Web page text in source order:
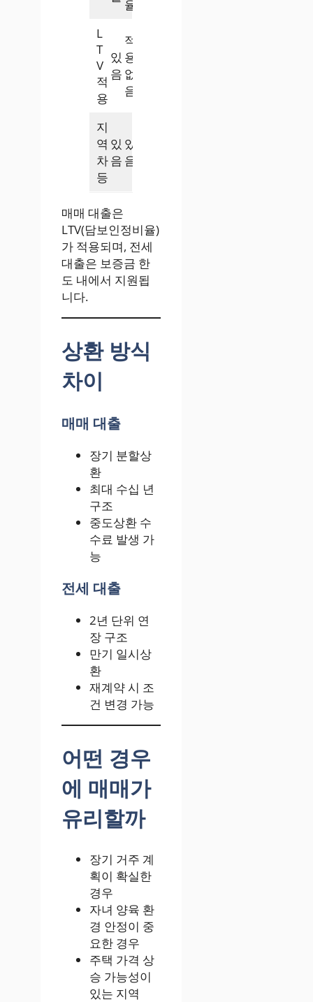
율
L
T
V
적
용
있
음
적
용
없
음
지
역
차
등
있
음
있
음
매매 대출은
LTV(담보인정비율)
가 적용되며, 전세
대출은 보증금 한
도 내에서 지원됩
니다.
상환 방식
차이
매매 대출
장기 분할상
환
최대 수십 년
구조
중도상환 수
수료 발생 가
능
전세 대출
2년 단위 연
장 구조
만기 일시상
환
재계약 시 조
건 변경 가능
어떤 경우
에 매매가
유리할까
장기 거주 계
획이 확실한
경우
자녀 양육 환
경 안정이 중
요한 경우
주택 가격 상
승 가능성이
있는 지역